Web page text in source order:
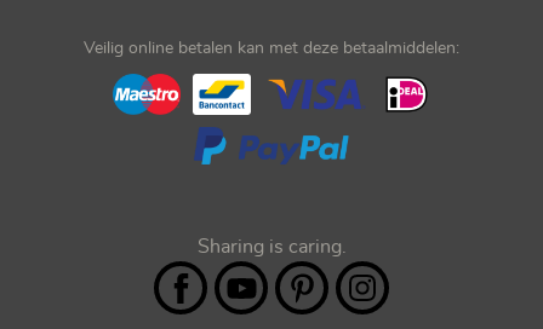
Veilig online betalen kan met deze betaalmiddelen:
Sharing is caring.